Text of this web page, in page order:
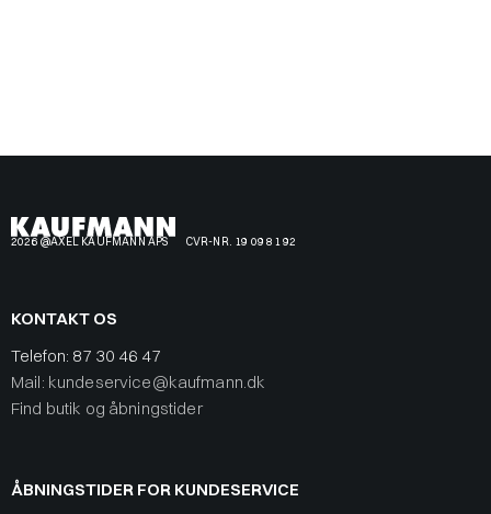
2026 @AXEL KAUFMANN APS CVR-NR. 19 09 81 92
KONTAKT OS
Telefon: 87 30 46 47
Mail: kundeservice@kaufmann.dk
Find butik og åbningstider
ÅBNINGSTIDER FOR KUNDESERVICE